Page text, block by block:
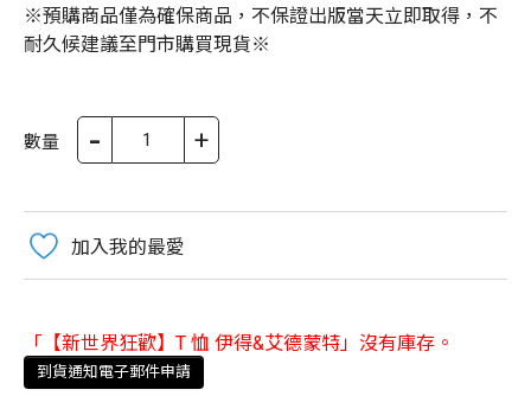
※預購商品僅為確保商品，不保證出版當天立即取得，不
耐久候建議至門市購買現貨※
數量 - +
加入我的最愛
「【新世界狂歡】T 恤 伊得&艾德蒙特」沒有庫存。
到貨通知電子郵件申請